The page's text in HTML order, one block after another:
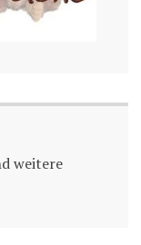
weitere